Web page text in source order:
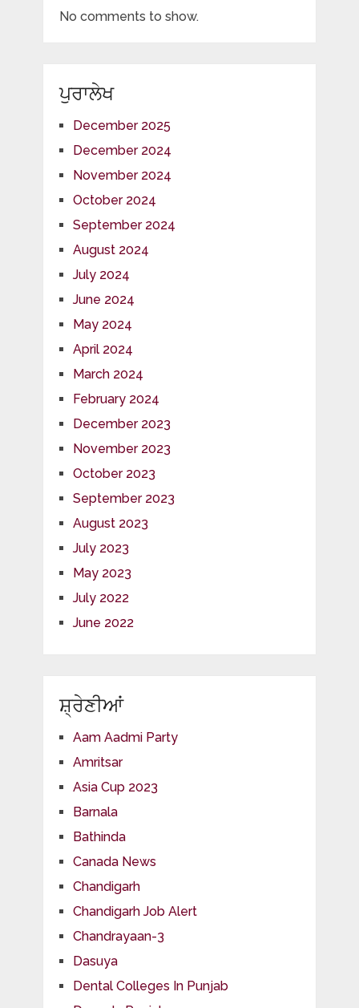
No comments to show.
ਪੁਰਾਲੇਖ
December 2025
December 2024
November 2024
October 2024
September 2024
August 2024
July 2024
June 2024
May 2024
April 2024
March 2024
February 2024
December 2023
November 2023
October 2023
September 2023
August 2023
July 2023
May 2023
July 2022
June 2022
ਸ਼੍ਰੇਣੀਆਂ
Aam Aadmi Party
Amritsar
Asia Cup 2023
Barnala
Bathinda
Canada News
Chandigarh
Chandigarh Job Alert
Chandrayaan-3
Dasuya
Dental Colleges In Punjab